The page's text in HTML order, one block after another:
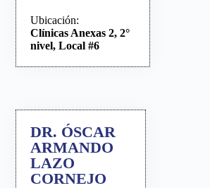
Ubicación:
Clínicas Anexas 2, 2°
nivel, Local #6
DR. ÓSCAR
ARMANDO
LAZO
CORNEJO